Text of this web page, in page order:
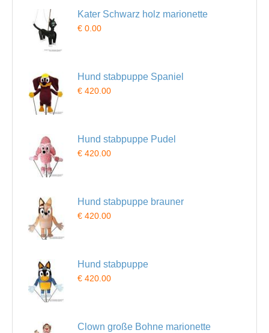
Kater Schwarz holz marionette
€ 0.00
Hund stabpuppe Spaniel
€ 420.00
Hund stabpuppe Pudel
€ 420.00
Hund stabpuppe brauner
€ 420.00
Hund stabpuppe
€ 420.00
Clown große Bohne marionette